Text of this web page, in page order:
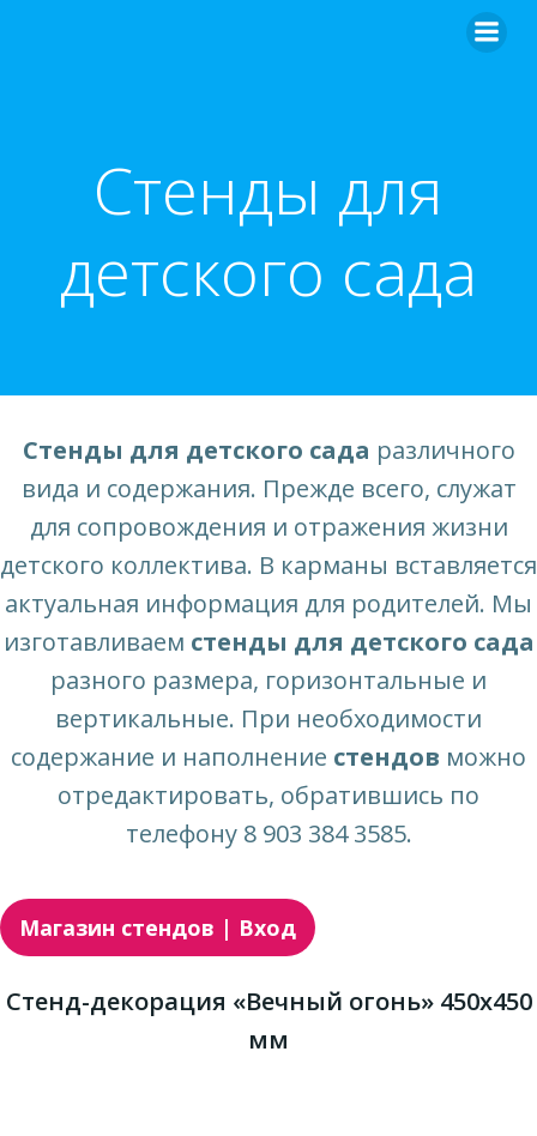
Стенды для
детского сада
Стенды для детского сада различного
вида и содержания. Прежде всего, служат
для сопровождения и отражения жизни
детского коллектива. В карманы вставляется
актуальная информация для родителей. Мы
изготавливаем стенды для детского сада
разного размера, горизонтальные и
вертикальные. При необходимости
содержание и наполнение стендов можно
отредактировать, обратившись по
телефону 8 903 384 3585.
Магазин стендов | Вход
Стенд-декорация «Вечный огонь» 450х450
мм